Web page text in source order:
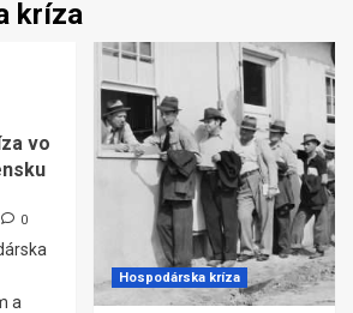
kríza
vo
0
a
Hospodárska kríza